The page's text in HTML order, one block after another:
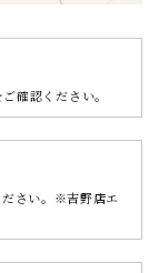
確認ください。
さい。 ※吉野店エ